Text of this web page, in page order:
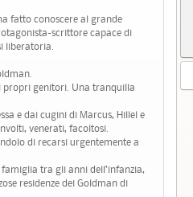
fatto conoscere al grande
scrittore capace di
liberatoria.
propri genitori. Una tranquilla
e dai cugini di Marcus, Hillel e
venerati, facoltosi.
di recarsi urgentemente a
tra gli anni dell’infanzia,
residenze dei Goldman di